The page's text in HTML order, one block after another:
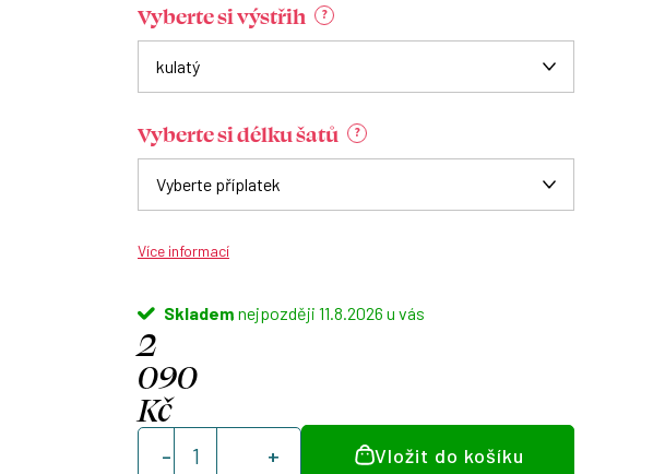
Vyberte si výstřih ?
Vyberte si délku šatů ?
Více informací
Skladem 11.8.2026
2
090
Kč
Měrná
cena:
Vložit do košíku